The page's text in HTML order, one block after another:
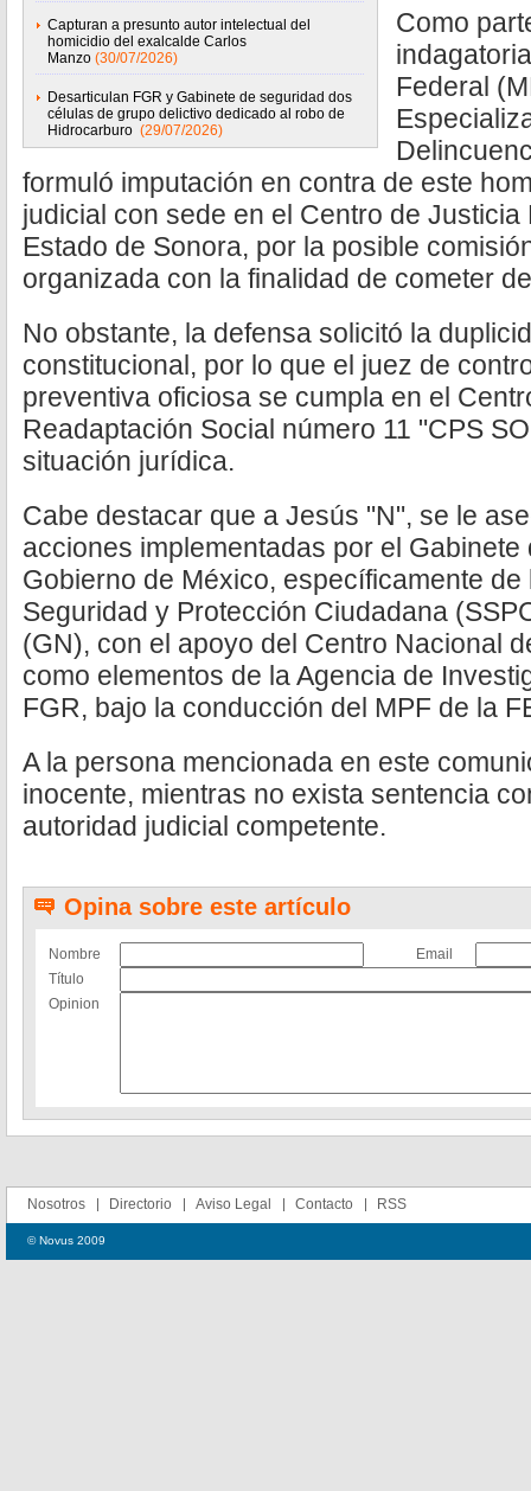
Capturan a presunto autor intelectual del
homicidio del exalcalde Carlos
Manzo (30/07/2026)
Desarticulan FGR y Gabinete de seguridad dos
células de grupo delictivo dedicado al robo de
Hidrocarburo (29/07/2026)
Como
Federal
formuló imputación en contra de este
judicial con sede en el Centro de Justicia
Estado de Sonora, por la posible
organizada con la finalidad de cometer
No obstante, la defensa solicitó la
constitucional, por lo que el juez de
preventiva oficiosa se cumpla en el
Readaptación Social número 11 "CPS
situación jurídica.
Cabe destacar que a Jesús "N", se le
acciones implementadas por el Gabinete
Gobierno de México, específicamente
Seguridad y Protección Ciudadana
(GN), con el apoyo del Centro Nacional
como elementos de la Agencia de
FGR, bajo la conducción del MPF de la
A la persona mencionada en este
inocente, mientras no exista sentencia
autoridad judicial competente.
Opina sobre este artículo
Nombre
Email
Título
Opinion
Nosotros Directorio Aviso Legal Contacto RSS
© Novus 2009